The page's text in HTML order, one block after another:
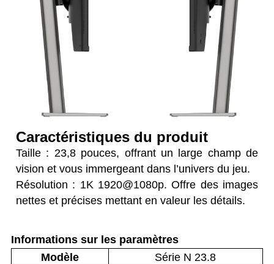
Caractéristiques du produit
Taille : 23,8 pouces, offrant un large champ de
vision et vous immergeant dans l’univers du jeu.
Résolution : 1K 1920@1080p. Offre des images
nettes et précises mettant en valeur les détails.
Informations sur les paramètres
Modèle
Série N 23.8